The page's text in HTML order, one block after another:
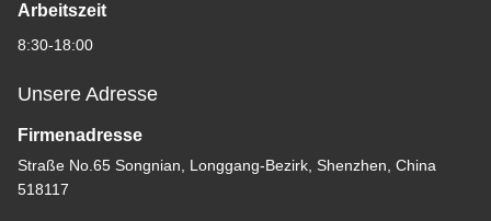
Arbeitszeit
8:30-18:00
Unsere Adresse
Firmenadresse
Straße No.65 Songnian, Longgang-Bezirk, Shenzhen, China
518117